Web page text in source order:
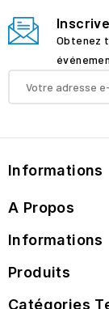
Obtenez
Informations
A Propos
Informations
Produits
Catégories